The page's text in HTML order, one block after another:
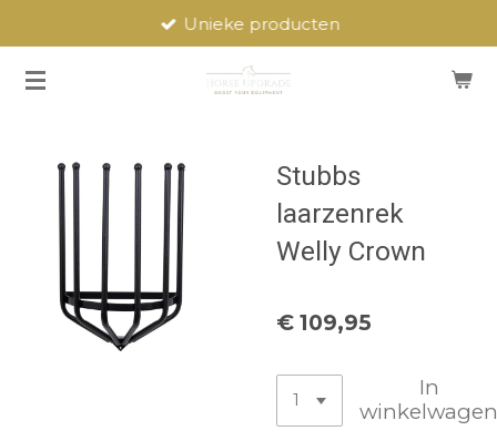
naar
Unieke producten
Stubbs
laarzenrek
Welly Crown
€ 109,95
In